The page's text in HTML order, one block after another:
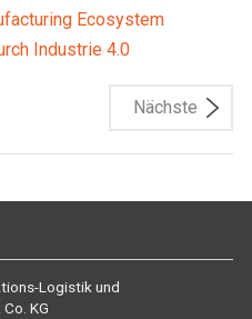
Ecosystem
Industrie 4.0
Nächste
Logistik und
KG